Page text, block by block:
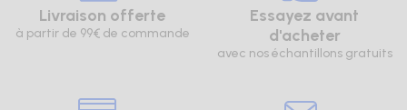
Livraison offerte
à partir de 99€ de commande
Essayez avant
d'acheter
avec nos échantillons gratuits